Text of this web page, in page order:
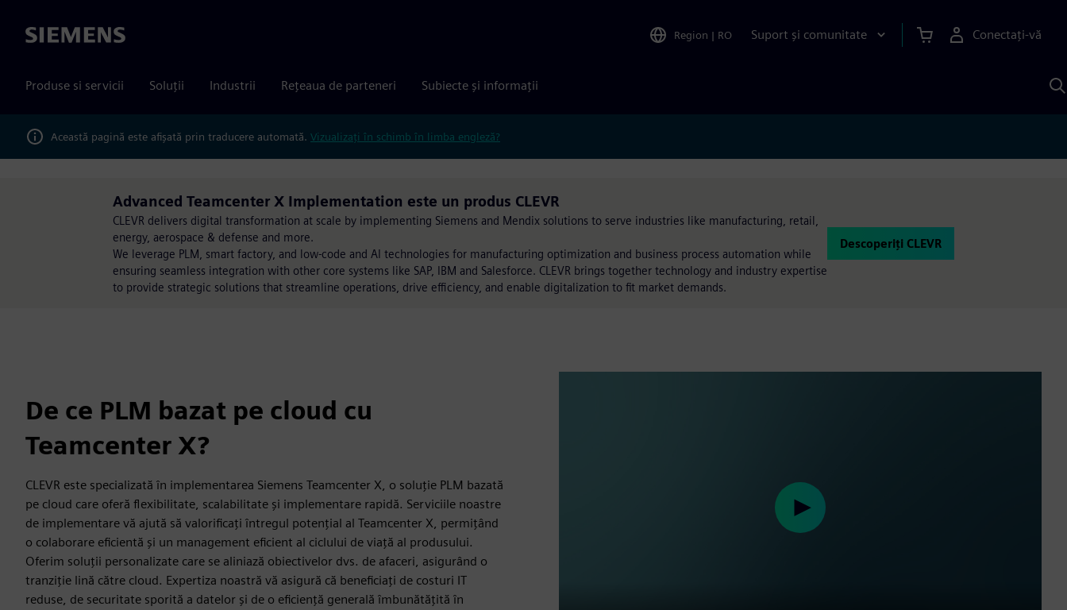
Siemens Region | RO Suport și comunitate Conectați-vă
Produse si servicii Soluții Industrii Rețeaua de parteneri Subiecte și informații
Această pagină este afișată prin traducere automată. Vizualizați în schimb în limba engleză?
Advanced Teamcenter X Implementation este un produs CLEVR
CLEVR delivers digital transformation at scale by implementing Siemens and Mendix solutions to serve industries like manufacturing, retail,
energy, aerospace & defense and more.
We leverage PLM, smart factory, and low-code and AI technologies for manufacturing optimization and business process automation while
ensuring seamless integration with other core systems like SAP, IBM and Salesforce. CLEVR brings together technology and industry expertise
to provide strategic solutions that streamline operations, drive efficiency, and enable digitalization to fit market demands.
Descoperiți CLEVR
De ce PLM bazat pe cloud cu
Teamcenter X?
CLEVR este specializată în implementarea Siemens Teamcenter X, o soluție PLM bazată
pe cloud care oferă flexibilitate, scalabilitate și implementare rapidă. Serviciile noastre
de implementare vă ajută să valorificați întregul potențial al Teamcenter X, permițând
o colaborare eficientă și un management eficient al ciclului de viață al produsului.
Oferim soluții personalizate care se aliniază obiectivelor dvs. de afaceri, asigurând o
tranziție lină către cloud. Expertiza noastră vă asigură că beneficiați de costuri IT
reduse, de securitate sporită a datelor și de o eficiență generală îmbunătățită în
Play